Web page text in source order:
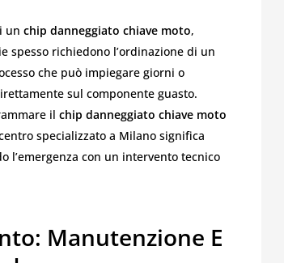
un chip danneggiato chiave moto,
spesso richiedono l’ordinazione di un
che può impiegare giorni o
sul componente guasto.
il chip danneggiato chiave moto
specializzato a Milano significa
l’emergenza con un intervento tecnico
Manutenzione E